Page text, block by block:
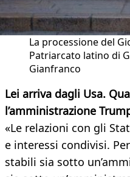
La processione del
Patriarcato latino di
Gianfranco
Lei arriva dagli Usa.
l’amministrazione
«Le relazioni con gli
e interessi condivisi.
stabili sia sotto